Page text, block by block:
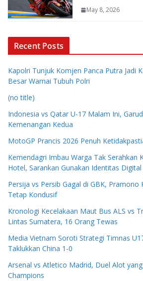
May 8, 2026
Recent Posts
Kapolri Tunjuk Komjen Panca Putra Jadi
Besar Warnai Tubuh Polri
(no title)
Indonesia vs Qatar U-17 Malam Ini,
Kemenangan Kedua
MotoGP Prancis 2026 Penuh
Kemendagri Imbau Warga Tak Serahkan
Hotel, Sarankan Gunakan Identitas Digital
Persija vs Persib Gagal di GBK, Pramono
Tetap Kondusif
Kronologi Kecelakaan Maut Bus ALS vs
Lintas Sumatera, 16 Orang Tewas
Media Vietnam Soroti Strategi Timnas
Taklukkan China 1-0
Arsenal vs Atletico Madrid, Duel Alot
Champions